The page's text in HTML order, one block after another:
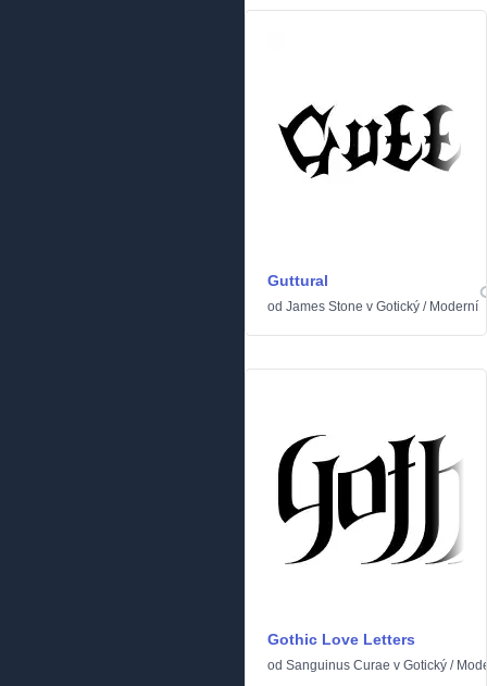
Guttural
od James Stone v Gotický / Moderní
Gothic Love Letters
od Sanguinus Curae v Gotický /